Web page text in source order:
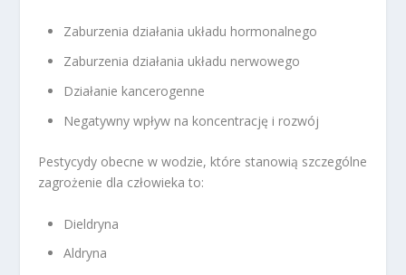
Zaburzenia działania układu hormonalnego
Zaburzenia działania układu nerwowego
Działanie kancerogenne
Negatywny wpływ na koncentrację i rozwój
Pestycydy obecne w wodzie, które stanowią szczególne
zagrożenie dla człowieka to:
Dieldryna
Aldryna